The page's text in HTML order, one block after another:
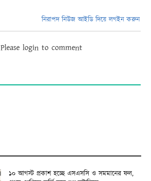
নিরাপদ নিউজ আইডি দিয়ে লগইন করুন
Please login to comment
১০ আগস্ট প্রকাশ হচ্ছে এসএসসি ও সমমানের ফল,